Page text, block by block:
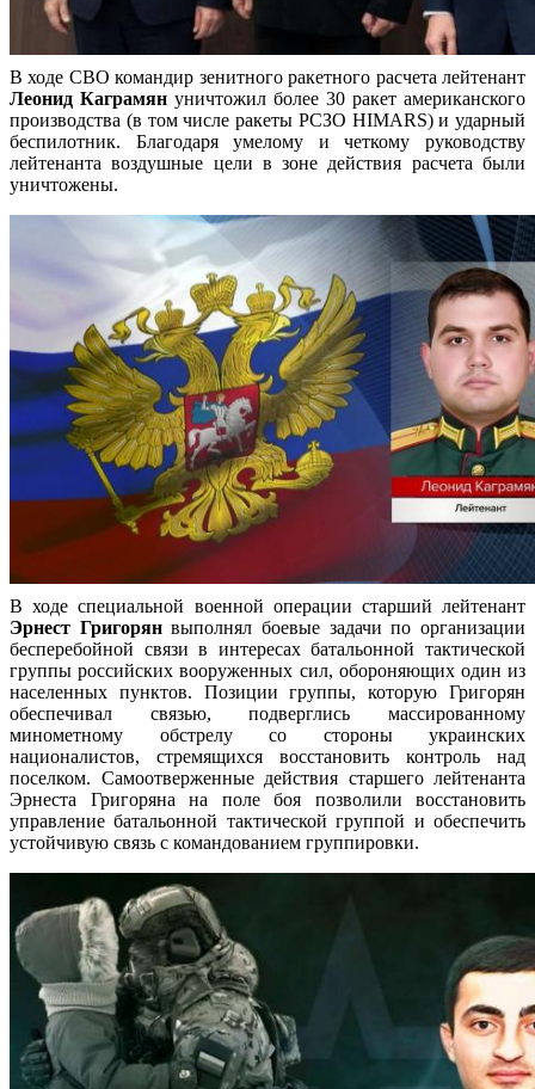
В ходе СВО командир зенитного ракетного расчета лейтенант
Леонид Каграмян уничтожил более 30 ракет американского
производства (в том числе ракеты РСЗО HIMARS) и ударный
беспилотник. Благодаря умелому и четкому руководству
лейтенанта воздушные цели в зоне действия расчета были
уничтожены.
В ходе специальной военной операции старший лейтенант
Эрнест Григорянвыполнял боевые задачи по организации
бесперебойной связи в интересах батальонной тактической
группы российских вооруженных сил, обороняющих один из
населенных пунктов. Позиции группы, которую Григорян
обеспечивал связью, подверглись массированному
минометному обстрелу со стороны украинских
националистов, стремящихся восстановить контроль над
поселком. Самоотверженные действия старшего лейтенанта
Эрнеста Григоряна на поле боя позволили восстановить
управление батальонной тактической группой и обеспечить
устойчивую связь с командованием группировки.